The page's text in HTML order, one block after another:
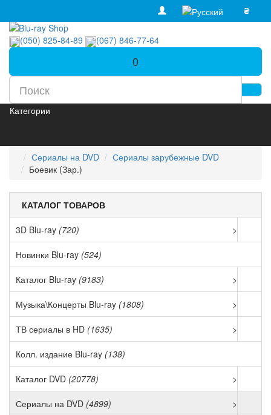
₴
(050) 825-84-89 (067) 846-77-64
0
Категории
Сериалы на DVD
Сериалы зарубежные DVD
Боевик (Зар.)
КАТАЛОГ ТОВАРОВ
3D Blu-ray (720) >
Новинки Blu-ray (524)
Каталог Blu-ray (9183) >
Музыка\Концерты Blu-ray (1808) >
ТВ сериалы в HD (1635) >
Колл. издание Blu-ray (138)
Каталог DVD (20778) >
Сериалы на DVD (4899) >